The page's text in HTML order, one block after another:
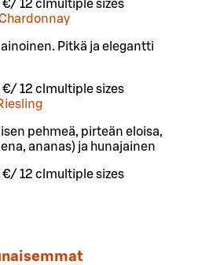
€/ 12 cl multiple sizes
Pitkä ja elegantti
€/ 12 cl multiple sizes
pehmeä, pirteän eloisa,
ananas) ja hunajainen
€/ 12 cl multiple sizes